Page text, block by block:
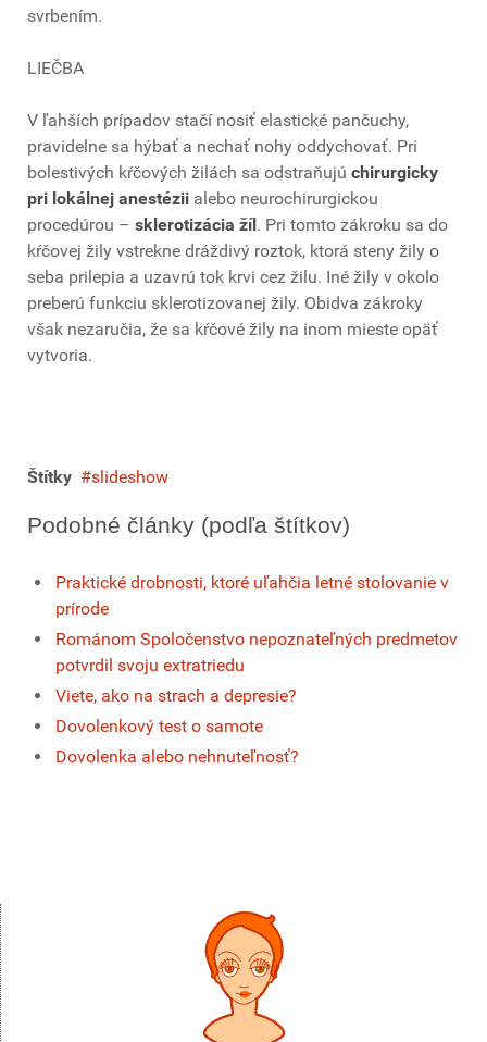
svrbením.
LIEČBA
V ľahších prípadov stačí nosiť elastické pančuchy,
pravidelne sa hýbať a nechať nohy oddychovať. Pri
bolestivých kŕčových žilách sa odstraňujú chirurgicky
pri lokálnej anestézii alebo neurochirurgickou
procedúrou – sklerotizácia žíl . Pri tomto zákroku sa do
kŕčovej žily vstrekne dráždivý roztok, ktorá steny žily o
seba prilepia a uzavrú tok krvi cez žilu. Iné žily v okolo
preberú funkciu sklerotizovanej žily. Obidva zákroky
však nezaručia, že sa kŕčové žily na inom mieste opäť
vytvoria.
Štítky slideshow
Podobné články (podľa štítkov)
Praktické drobnosti, ktoré uľahčia letné stolovanie v
prírode
Románom Spoločenstvo nepoznateľných predmetov
potvrdil svoju extratriedu
Viete, ako na strach a depresie?
Dovolenkový test o samote
Dovolenka alebo nehnuteľnosť?